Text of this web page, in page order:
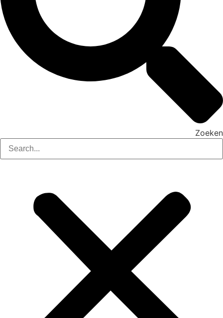
Zoeken